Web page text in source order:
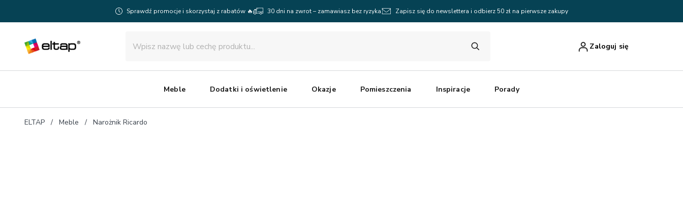
Sprawdź promocje i skorzystaj z rabatów 🔥 30 dni na zwrot – zamawiasz bez ryzyka Zapisz się do newslettera i odbierz 50 zł na pierwsze zakupy
Zaloguj się
Meble Dodatki i oświetlenie Okazje Pomieszczenia Inspiracje Porady
ELTAP Meble Narożnik Ricardo